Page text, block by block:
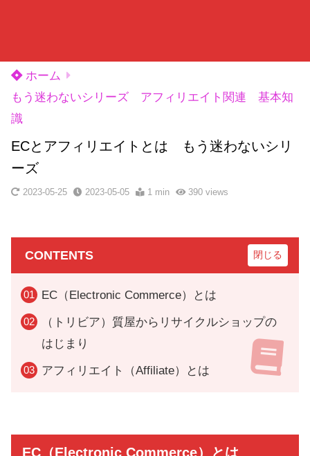
ホーム
もう迷わないシリーズ アフィリエイト関連 基本知
識
ECとアフィリエイトとは もう迷わないシリ
ーズ
2023-05-25 2023-05-05 1 min 390views
CONTENTS
EC（Electronic Commerce）とは
（トリビア）質屋からリサイクルショップの
はじまり
アフィリエイト（Affiliate）とは
EC（Electronic Commerce）とは